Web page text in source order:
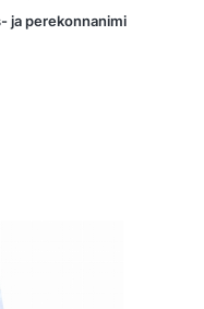
ja perekonnanimi